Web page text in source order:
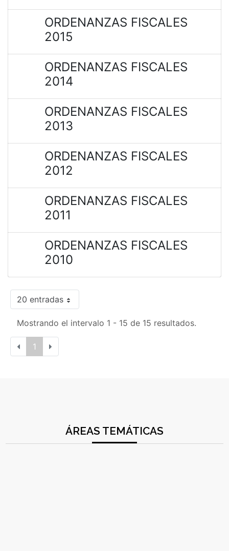
ORDENANZAS FISCALES
2015
ORDENANZAS FISCALES
2014
ORDENANZAS FISCALES
2013
ORDENANZAS FISCALES
2012
ORDENANZAS FISCALES
2011
ORDENANZAS FISCALES
2010
20 entradas
Mostrando el intervalo 1 - 15 de 15 resultados.
1
ÁREAS TEMÁTICAS